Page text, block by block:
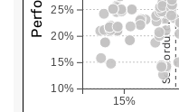
15%
10%
15%
20%
25% Sektordurchschnitt